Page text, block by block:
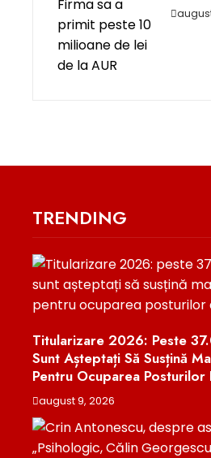
TRENDING
Titularizare 2026: Peste
Sunt Așteptați Să Susțină
Pentru Ocuparea Posturilor
august 9, 2026